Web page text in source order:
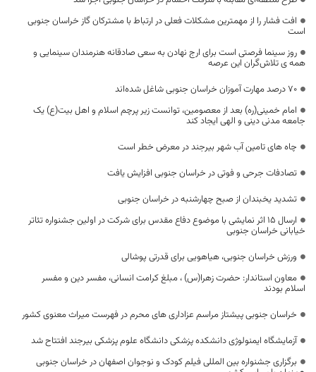
افت فشار را از مهمترین مشکلات فعلی در ارتباط با مشترکان گاز خراسان جنوبی
است
روز سینما فرصتی است برای ارج نهادن به سعی صادقانه هنرمندان سینمایی و
همه ی تلاش‌گران این عرصه
۷۰ درصد مهارت آموزان خراسان جنوبی شاغل شده‌اند
امام خمینی(ره) بعد از معصومین، توانست زیر پرچم اسلام و اهل بیت(ع) یک
جامعه مدنی دینی و الهی ایجاد کند
چاه های تامین آب شهر بیرجند در معرض خطر است
تصادفات جرحی و فوتی در خراسان جنوبی افزایش یافت
تشدید یخبندان از صبح چهارشنبه در خراسان جنوبی
ارسال 15 اثر نمایشی با موضوع دفاع مقدس برای شرکت در اولین جشنواره تئاتر
خیابانی خراسان جنوبی
ورزش خراسان جنوبی، هیاهویی برای قدرتی پوشالی
معاون استاندار: حضرت زهرا(س) ، مبلغ کرامت انسانی، مفسر دین و مفسر
اسلام بودند
خراسان جنوبی پیشتاز مراسم عزاداری های محرم در فهرست میراث معنوی کشور
آزمایشگاه ایمنولوژی دانشکده پزشکی دانشگاه علوم پزشکی بیرجند افتتاح شد
برگزاری جشنواره بین المللی فیلم کودک و نوجوان اصفهان در خراسان جنوبی